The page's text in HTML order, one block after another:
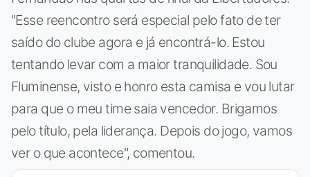
"Esse reencontro será especial pelo fato de ter
saído do clube agora e já encontrá-lo. Estou
tentando levar com a maior tranquilidade. Sou
Fluminense, visto e honro esta camisa e vou lutar
para que o meu time saia vencedor. Brigamos
pelo título, pela liderança. Depois do jogo, vamos
ver o que acontece", comentou.